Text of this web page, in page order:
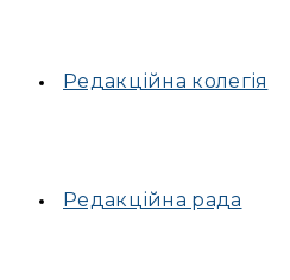
Редакційна колегія
Редакційна рада